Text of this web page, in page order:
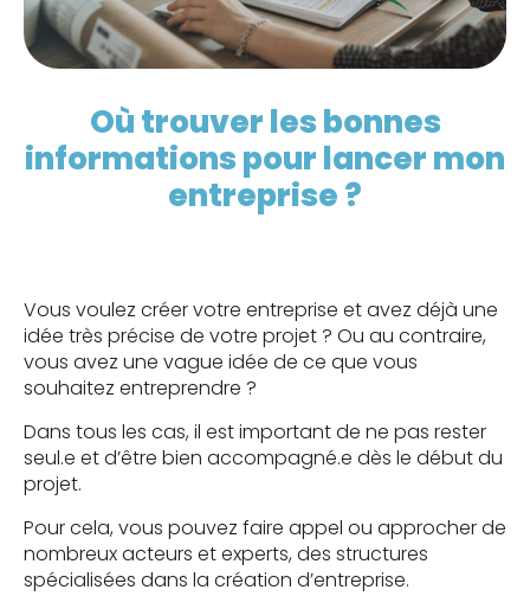
Où trouver les bonnes
informations pour lancer mon
entreprise ?
Vous voulez créer votre entreprise et avez déjà une
idée très précise de votre projet ? Ou au contraire,
vous avez une vague idée de ce que vous
souhaitez entreprendre ?
Dans tous les cas, il est important de ne pas rester
seul.e et d’être bien accompagné.e dès le début du
projet.
Pour cela, vous pouvez faire appel ou approcher de
nombreux acteurs et experts, des structures
spécialisées dans la création d’entreprise.